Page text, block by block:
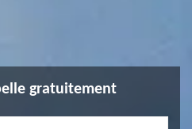
gratuitement